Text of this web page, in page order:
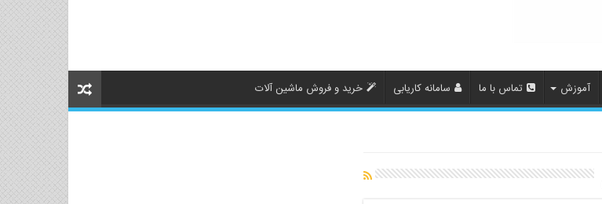
آموزش تماس با ما سامانه کاریابی خرید و فروش ماشین آلات